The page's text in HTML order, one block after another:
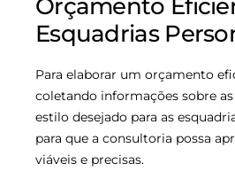
Orçamento
Esquadrias
Para elaborar um orçamento
coletando informações sobre
estilo desejado para as
para que a consultoria possa
viáveis e precisas.